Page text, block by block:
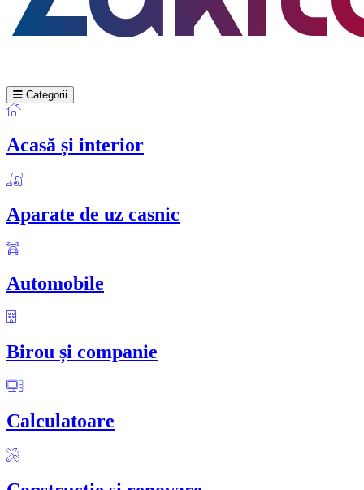
Categorii
Acasă și interior
Aparate de uz casnic
Automobile
Birou și companie
Calculatoare